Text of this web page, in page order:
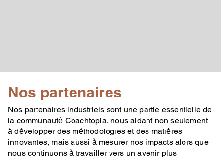
Nos partenaires
Nos partenaires industriels sont une partie essentielle de
la communauté Coachtopia, nous aidant non seulement
à développer des méthodologies et des matières
innovantes, mais aussi à mesurer nos impacts alors que
nous continuons à travailler vers un avenir plus